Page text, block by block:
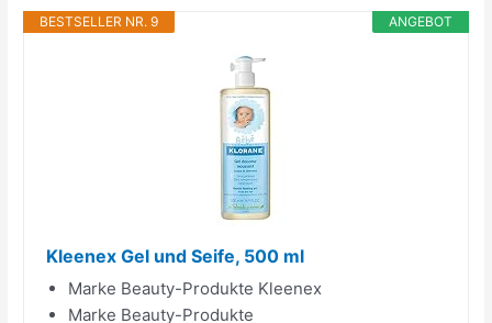
ANGEBOT
BESTSELLER NR. 9
Kleenex Gel und Seife, 500 ml
Marke Beauty-Produkte Kleenex
Marke Beauty-Produkte